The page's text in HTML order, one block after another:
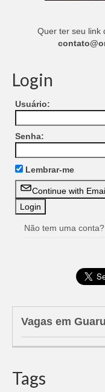
Quer ter seu link
Login
Usuário:
Senha:
Lembrar-me
Continue with
Não tem uma conta?
Vagas em
Tags